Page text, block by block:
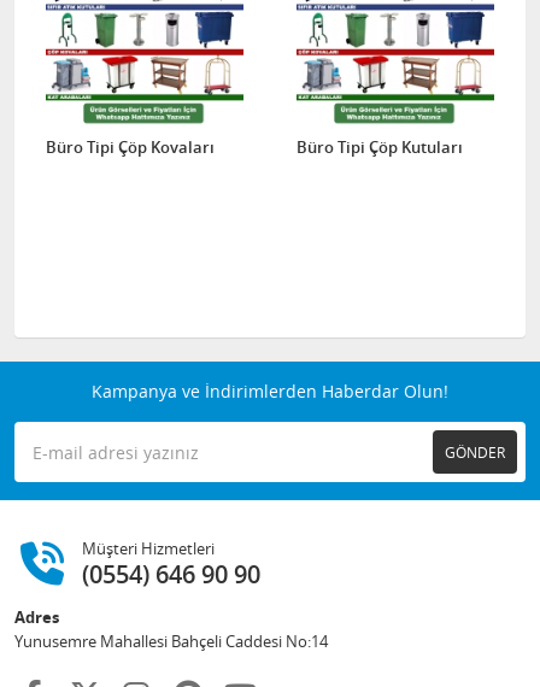
Büro Tipi Çöp Kovaları Büro Tipi Çöp Kutuları
Kampanya ve İndirimlerden Haberdar Olun!
GÖNDER
Müşteri Hizmetleri
(0554) 646 90 90
Adres
Yunusemre Mahallesi Bahçeli Caddesi No:14